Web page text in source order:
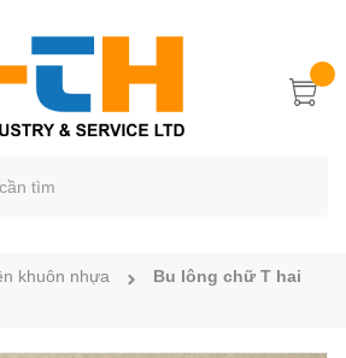
khuôn nhựa
Bu lông chữ T hai